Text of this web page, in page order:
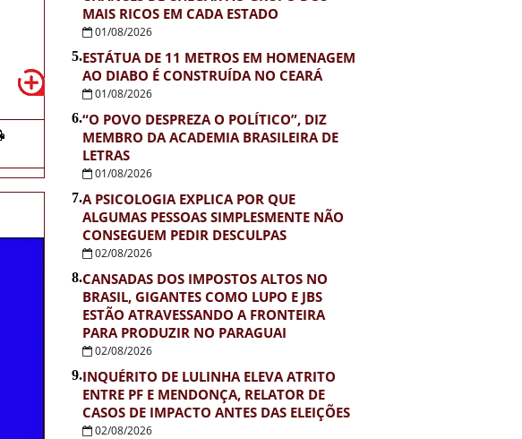
MAIS RICOS EM CADA ESTADO
01/08/2026
5.ESTÁTUA DE 11 METROS EM HOMENAGEM
AO DIABO É CONSTRUÍDA NO CEARÁ
01/08/2026
6.“O POVO DESPREZA O POLÍTICO”, DIZ
MEMBRO DA ACADEMIA BRASILEIRA DE
LETRAS
01/08/2026
7.A PSICOLOGIA EXPLICA POR QUE
ALGUMAS PESSOAS SIMPLESMENTE NÃO
CONSEGUEM PEDIR DESCULPAS
02/08/2026
8.CANSADAS DOS IMPOSTOS ALTOS NO
BRASIL, GIGANTES COMO LUPO E JBS
ESTÃO ATRAVESSANDO A FRONTEIRA
PARA PRODUZIR NO PARAGUAI
02/08/2026
9.INQUÉRITO DE LULINHA ELEVA ATRITO
ENTRE PF E MENDONÇA, RELATOR DE
CASOS DE IMPACTO ANTES DAS ELEIÇÕES
02/08/2026